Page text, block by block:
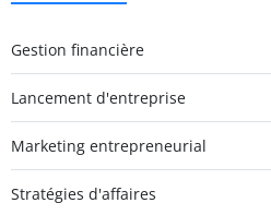
Gestion financière
Lancement d'entreprise
Marketing entrepreneurial
Stratégies d'affaires